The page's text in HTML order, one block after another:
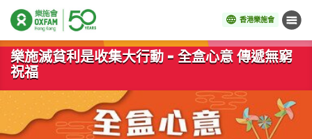
香港樂施會 目錄
開始主要內容
樂施滅貧利是收集大行動 - 全盒心意 傳遞無窮
祝福